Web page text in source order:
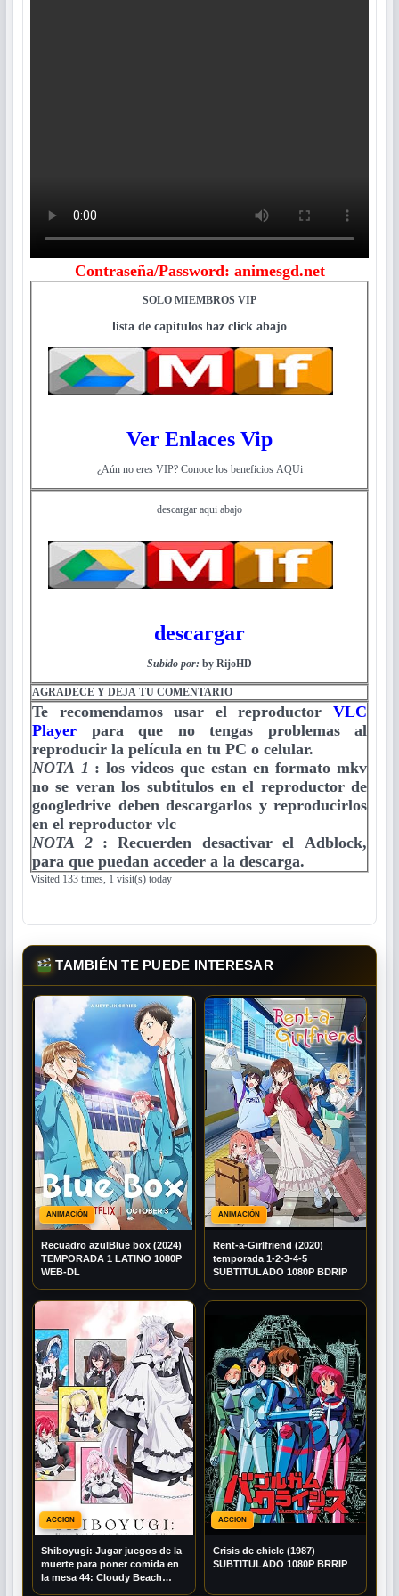
Contraseña/Password: animesgd.net
SOLO MIEMBROS VIP
lista de capitulos haz click abajo
Ver Enlaces Vip
¿Aún no eres VIP? Conoce los beneficios AQUi
descargar aqui abajo
descargar
Subido por: by RijoHD
AGRADECE Y DEJA TU COMENTARIO
Te recomendamos usar el reproductor VLC
Player para que no tengas problemas al
reproducir la película en tu PC o celular.
NOTA 1 : los videos que estan en formato mkv
no se veran los subtitulos en el reproductor de
googledrive deben descargarlos y reproducirlos
en el reproductor vlc
NOTA 2 : Recuerden desactivar el Adblock,
para que puedan acceder a la descarga.
Visited 133 times, 1 visit(s) today
TAMBIÉN TE PUEDE INTERESAR
ANIMACIÓN
Recuadro azulBlue box (2024)
TEMPORADA 1 LATINO 1080P
WEB-DL
ANIMACIÓN
Rent-a-Girlfriend (2020)
temporada 1-2-3-4-5
SUBTITULADO 1080P BDRIP
ACCION
Shiboyugi: Jugar juegos de la
muerte para poner comida en
la mesa 44: Cloudy Beach
ACCION
Crisis de chicle (1987)
SUBTITULADO 1080P BRRIP